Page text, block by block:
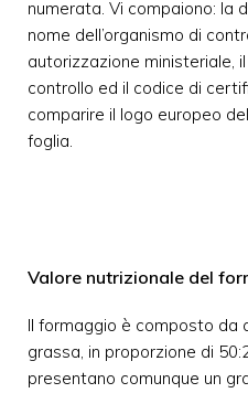
numerata. Vi compaiono: la
nome dell’organismo di
autorizzazione ministeriale,
controllo ed il codice di
comparire il logo europeo
foglia.
Valore nutrizionale del
Il formaggio è composto da
grassa, in proporzione di
presentano comunque un